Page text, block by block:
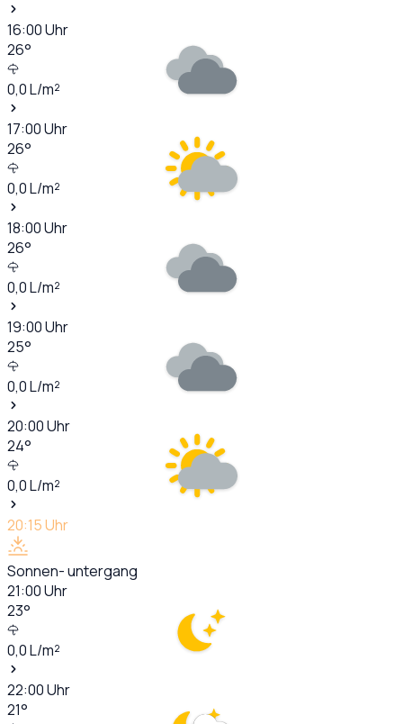
16:00Uhr
26°
0,0L/m²
17:00Uhr
26°
0,0L/m²
18:00Uhr
26°
0,0L/m²
19:00Uhr
25°
0,0L/m²
20:00Uhr
24°
0,0L/m²
20:15Uhr
Sonnen- untergang
21:00Uhr
23°
0,0L/m²
22:00Uhr
21°